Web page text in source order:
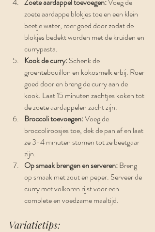
zoete aardappelblokjes toe en een klein
beetje water, roer goed door zodat de
blokjes bedekt worden met de kruiden en
currypasta.
Kook de curry: Schenk de
groentebouillon en kokosmelk erbij. Roer
goed door en breng de curry aan de
kook. Laat 15 minuten zachtjes koken tot
de zoete aardappelen zacht zijn.
Broccoli toevoegen: Voeg de
broccoliroosjes toe, dek de pan af en laat
ze 3-4 minuten stomen tot ze beetgaar
zijn.
Op smaak brengen en serveren: Breng
op smaak met zout en peper. Serveer de
curry met volkoren rijst voor een
complete en voedzame maaltijd.
Variatietips: